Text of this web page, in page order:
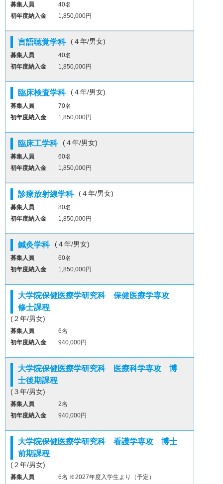
募集人員
40名
初年度納入金
1,850,000円
言語聴覚学科 (４年/男女)
募集人員
40名
初年度納入金
1,850,000円
臨床検査学科 (４年/男女)
募集人員
70名
初年度納入金
1,850,000円
臨床工学科 (４年/男女)
募集人員
60名
初年度納入金
1,850,000円
診療放射線学科 (４年/男女)
募集人員
80名
初年度納入金
1,850,000円
鍼灸学科 (４年/男女)
募集人員
60名
初年度納入金
1,850,000円
大学院保健医療学研究科 保健医療学専攻
修士課程
(２年/男女)
募集人員
6名
初年度納入金
940,000円
大学院保健医療学研究科 医療科学専攻 博
士後期課程
(３年/男女)
募集人員
2名
初年度納入金
940,000円
大学院保健医療学研究科 看護学専攻 博士
前期課程
(２年/男女)
募集人員
6名 ※2027年度入学生より（予定）